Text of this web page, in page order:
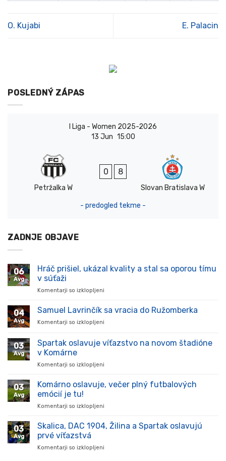
O. Kujabi E. Palacin
POSLEDNÝ ZÁPAS
I Liga - Women 2025-2026
13 Jun 15:00
Petržalka W
0 8
Slovan Bratislava W
- predogled tekme -
ZADNJE OBJAVE
06
Avg
Hráč prišiel, ukázal kvality a stal sa oporou tímu
v súťaži
Komentarji so izklopljeni
prišiel,
stal
súťaži
04
Avg
Samuel Lavrinčík sa vracia do Ružomberka
Komentarji so izklopljeni
Lavrinčík
sa
03
Avg
Spartak oslavuje víťazstvo na novom štadióne
v Komárne
Komentarji so izklopljeni
oslavuje
v
03
Avg
Komárno oslavuje, večer plný futbalových
emócií je tu!
Komentarji so izklopljeni
oslavuje,
03
Avg
Skalica, DAC 1904, Žilina a Spartak oslavujú
prvé víťazstvá
Komentarji so izklopljeni